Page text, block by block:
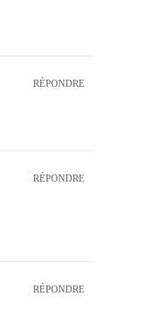
RÉPONDRE
RÉPONDRE
RÉPONDRE